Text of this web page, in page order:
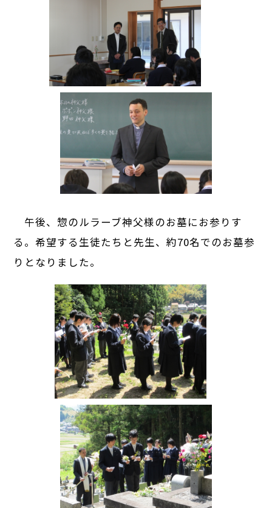
午後、惣のルラーブ神父様のお墓にお参りす
る。希望する生徒たちと先生、約70名でのお墓参
りとなりました。